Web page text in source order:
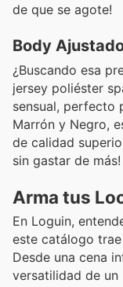
de que se agote!
Body
¿Buscando esa
jersey poliéster
sensual, perfecto
Marrón y Negro,
de calidad
sin gastar de más!
Arma tus
En Loguin,
este catálogo
Desde una cena
versatilidad de